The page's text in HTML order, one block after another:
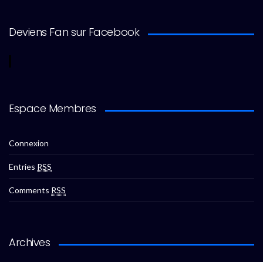
Deviens Fan sur Facebook
Espace Membres
Connexion
Entries RSS
Comments RSS
Archives